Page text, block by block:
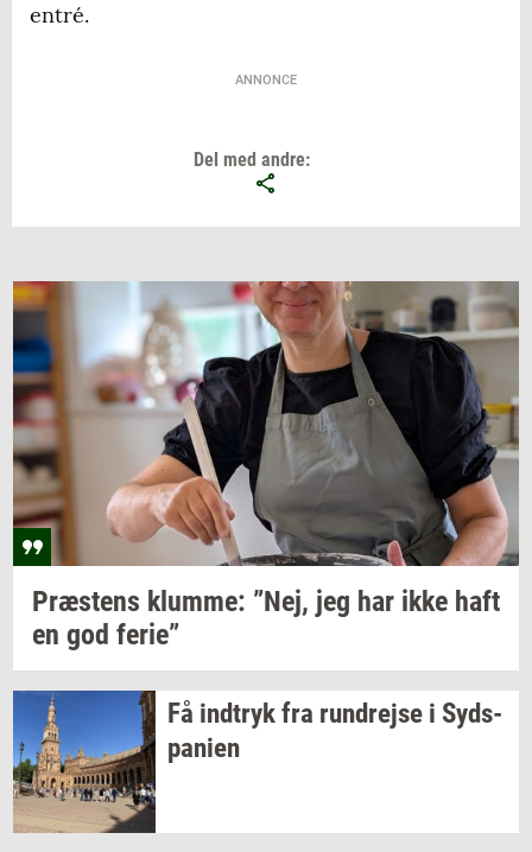
entré.
ANNONCE
Del med andre:
Præ­stens klum­me: ”Nej, jeg har ikke haft
en god ferie”
Få ind­trykfra run­drej­se i Syds­
pa­ni­en